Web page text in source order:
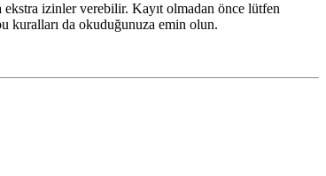
ekstra izinler verebilir. Kayıt olmadan önce lütfen
kuralları da okuduğunuza emin olun.